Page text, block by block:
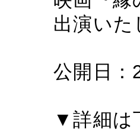
出演いた
公開日：
▼詳細は